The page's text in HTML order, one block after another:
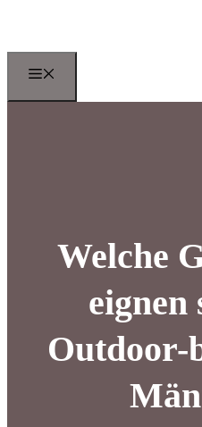
springen
Welche
eignen
Outdoor-